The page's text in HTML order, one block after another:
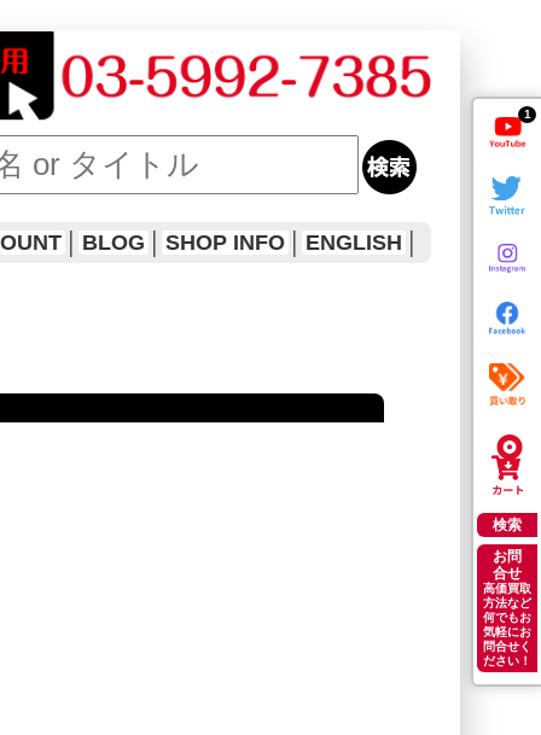
1
検索
お問
合せ
高価買取
方法など
何でもお
気軽にお
問合せく
ださい！
BLOG SHOP INFO ENGLISH